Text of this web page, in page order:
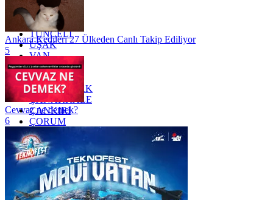
TOKAT
TRABZON
TUNCELİ
UŞAK
VAN
YALOVA
YOZGAT
ZONGULDAK
ÇANAKKALE
ÇANKIRI
ÇORUM
İSTANBUL
İZMİR
ŞANLIURFA
ŞIRNAK
Ankara Kedileri 27 Ülkeden Canlı Takip Ediliyor
5
Cevvaz ne demek?
6